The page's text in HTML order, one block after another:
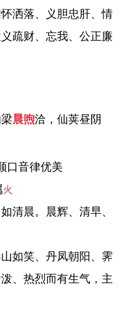
洒落、义胆忠肝、情
疏财、忘我、公正廉
晨煦洽，仙荚昼阴
口音律优美
火
清晨。晨辉、清早、
如笑、丹凤朝阳、霁
、热烈而有生气，主